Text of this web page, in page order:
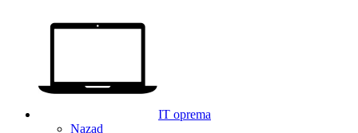
IT oprema
Nazad